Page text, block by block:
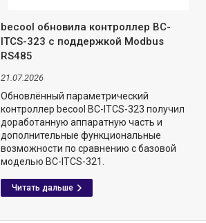
becool обновила контроллер BC-
ITCS-323 с поддержкой Modbus
RS485
21.07.2026
Обновлённый параметрический
контроллер becool BC-ITCS-323 получил
доработанную аппаратную часть и
дополнительные функциональные
возможности по сравнению с базовой
моделью BC-ITCS-321.